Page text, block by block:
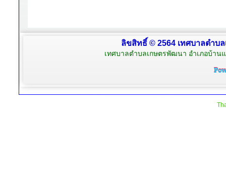
ลิขสิทธิ์ © 2564 เทศบาลตำบ
เทศบาลตำบลเกษตรพัฒนา อำเภอบ้าน